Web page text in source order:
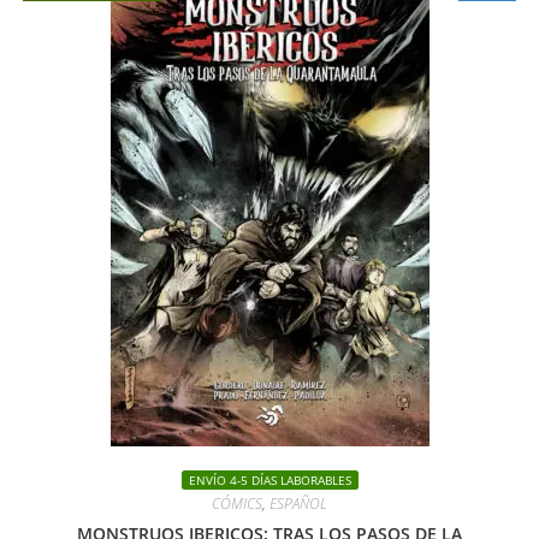
ENVÍO 4-5 DÍAS LABORABLES
CÓMICS, ESPAÑOL
MONSTRUOS IBERICOS: TRAS LOS PASOS DE LA